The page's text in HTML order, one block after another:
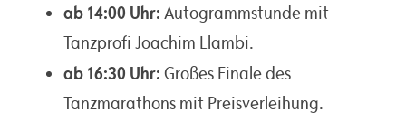
ab 14:00 Uhr: Autogrammstunde mit
Tanzprofi Joachim Llambi.
ab 16:30 Uhr: Großes Finale des
Tanzmarathons mit Preisverleihung.